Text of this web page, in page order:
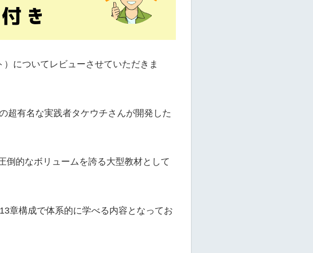
についてレビューさせていただきま
超有名な実践者タケウチさんが開発した
倒的なボリュームを誇る大型教材として
章構成で体系的に学べる内容となってお